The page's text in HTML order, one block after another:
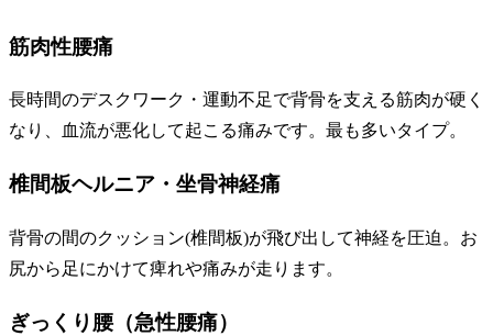
筋肉性腰痛
長時間のデスクワーク・運動不足で背骨を支える筋肉が硬く
なり、血流が悪化して起こる痛みです。最も多いタイプ。
椎間板ヘルニア・坐骨神経痛
背骨の間のクッション(椎間板)が飛び出して神経を圧迫。お
尻から足にかけて痺れや痛みが走ります。
ぎっくり腰（急性腰痛）